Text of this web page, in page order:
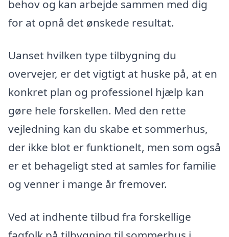
behov og kan arbejde sammen med dig
for at opnå det ønskede resultat.
Uanset hvilken type tilbygning du
overvejer, er det vigtigt at huske på, at en
konkret plan og professionel hjælp kan
gøre hele forskellen. Med den rette
vejledning kan du skabe et sommerhus,
der ikke blot er funktionelt, men som også
er et behageligt sted at samles for familie
og venner i mange år fremover.
Ved at indhente tilbud fra forskellige